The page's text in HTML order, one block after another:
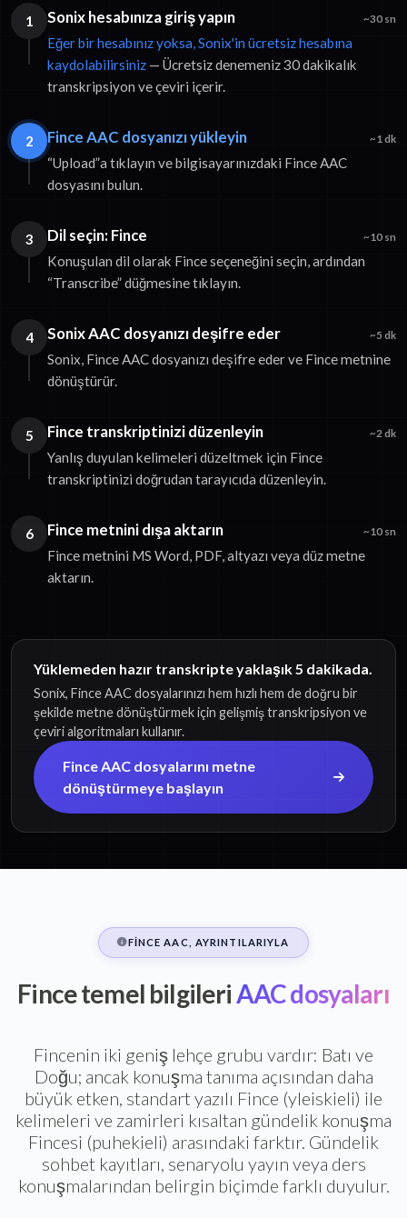
1 Sonix hesabınıza giriş yapın ~30 sn
Eğer bir hesabınız yoksa, Sonix'in ücretsiz hesabına
kaydolabilirsiniz — Ücretsiz denemeniz 30 dakikalık
transkripsiyon ve çeviri içerir.
2 Fince AAC dosyanızı yükleyin ~1 dk
“Upload”a tıklayın ve bilgisayarınızdaki Fince AAC
dosyasını bulun.
3 Dil seçin: Fince ~10 sn
Konuşulan dil olarak Fince seçeneğini seçin, ardından
“Transcribe” düğmesine tıklayın.
4 Sonix AAC dosyanızı deşifre eder ~5 dk
Sonix, Fince AAC dosyanızı deşifre eder ve Fince metnine
dönüştürür.
5 Fince transkriptinizi düzenleyin ~2 dk
Yanlış duyulan kelimeleri düzeltmek için Fince
transkriptinizi doğrudan tarayıcıda düzenleyin.
6 Fince metnini dışa aktarın ~10 sn
Fince metnini MS Word, PDF, altyazı veya düz metne
aktarın.
Yüklemeden hazır transkripte yaklaşık 5 dakikada.
Sonix, Fince AAC dosyalarınızı hem hızlı hem de doğru bir
şekilde metne dönüştürmek için gelişmiş transkripsiyon ve
çeviri algoritmaları kullanır.
Fince AAC dosyalarını metne
dönüştürmeye başlayın
FINCE AAC, AYRINTILARIYLA
Fince temel bilgileriAAC dosyaları
Fincenin iki geniş lehçe grubu vardır: Batı ve
Doğu; ancak konuşma tanıma açısından daha
büyük etken, standart yazılı Fince (yleiskieli) ile
kelimeleri ve zamirleri kısaltan gündelik konuşma
Fincesi (puhekieli) arasındaki farktır. Gündelik
sohbet kayıtları, senaryolu yayın veya ders
konuşmalarından belirgin biçimde farklı duyulur.